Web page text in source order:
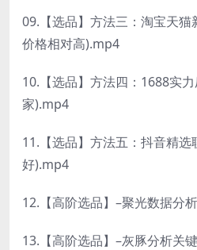
09.【选品】方法三：淘宝天猫
价格相对高).mp4
10.【选品】方法四：1688实
家).mp4
11.【选品】方法五：抖音精选
好).mp4
12.【高阶选品】–聚光数据分析
13.【高阶选品】–灰豚分析关